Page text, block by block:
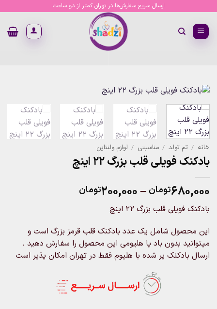
content
ارسال سریع سفارش‌ها در تهران کمتر از دو ساعت
خانه / تم تولد / مناسبتی / لوازم ولنتاین
بادکنک فویلی قلب بزرگ 22 اینچ
۶۸۰,۰۰۰تومان –۲۰۰,۰۰۰تومان
through
۶۸۰,۰۰۰تومان
بادکنک فویلی قلب بزرگ 22 اینچ
این محصول شامل یک عدد بادکنک قلب قرمز بزرگ است و
میتوانید بدون باد یا هلیومی این محصول را سفارش دهید .
ارسال بادکنک پر شده با هلیوم فقط در تهران امکان پذیر است